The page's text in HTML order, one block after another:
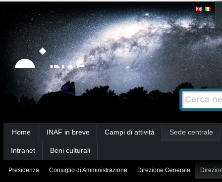
Strumenti
personali
Salta
contenuti.
|
Salta
alla
navigazione
Cerca nel
Ricerca
avanzata…
Home INAF in breve Campi di attività Sede centrale
Intranet Beni culturali
Presidenza Consiglio di Amministrazione Direzione Generale